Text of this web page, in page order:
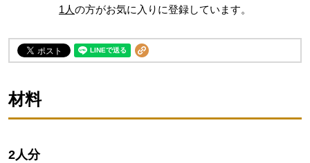
1 人の方がお気に入りに登録しています。
材料
2人分